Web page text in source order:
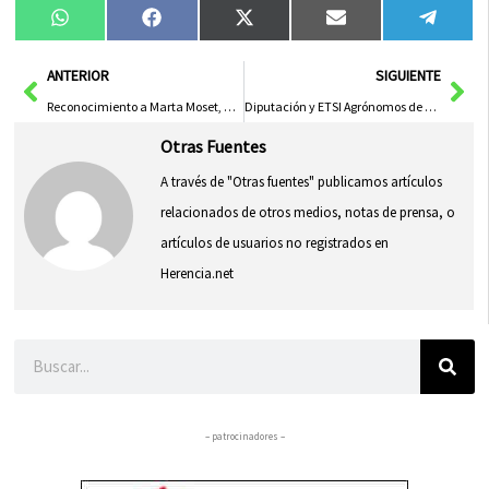
Compartir
en
WhatsAppCompartir
en
FacebookCompartir
en
X
(Twitter)
Compartir
en
Email
en
AntANTERIOR
Reconocimiento a Marta Moset, Marta del Pozo, Marta Montero, Mari Carmen Herraiz, Mª Gloria Nieto y al CD Hoz del Júcar de Patinaje con Elvira Villarreal
SIGUIENTE
Diputación y ETSI Agrónomos de Ciudad Real Fomentan la Formación en el Sector Agroalimentario y Vitivinícola
Otras Fuentes
A través de "Otras fuentes" publicamos artículos
relacionados de otros medios, notas de prensa, o
artículos de usuarios no registrados en
Herencia.net
– patrocinadores –